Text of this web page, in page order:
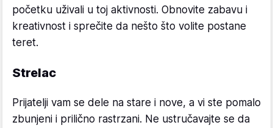
početku uživali u toj aktivnosti. Obnovite zabavu i
kreativnost i sprečite da nešto što volite postane
teret.
Strelac
Prijatelji vam se dele na stare i nove, a vi ste pomalo
zbunjeni i prilično rastrzani. Ne ustručavajte se da